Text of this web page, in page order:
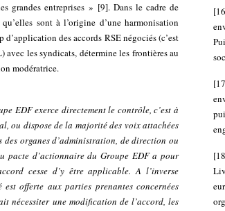
grandes entreprises » [9]. Dans le cadre de
sont à l’origine d’une harmonisation
des accords RSE négociés (c’est
avec les syndicats, détermine les frontières au
modératrice.
EDF exerce directement le contrôle, c’est à
ou dispose de la majorité des voix attachées
des organes d’administration, de direction ou
pacte d’actionnaire du Groupe EDF a pour
cesse d’y être applicable. A l’inverse
offerte aux parties prenantes concernées
nécessiter une modification de l’accord, les
[16
[17
[18